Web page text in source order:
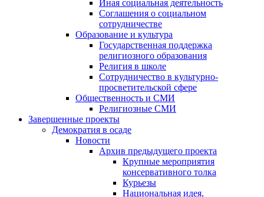
Иная социальная деятельность
Соглашения о социальном
сотрудничестве
Образование и культура
Государственная поддержка
религиозного образования
Религия в школе
Сотрудничество в культурно-
просветительской сфере
Общественность и СМИ
Религиозные СМИ
Завершенные проекты
Демократия в осаде
Новости
Архив предыдущего проекта
Крупные мероприятия
консервативного толка
Курьезы
Национальная идея,